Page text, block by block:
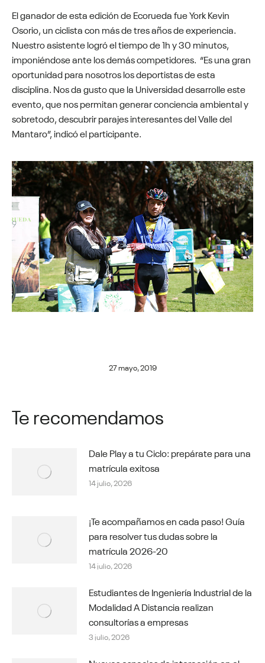
El ganador de esta edición de Ecorueda fue York Kevin
Osorio, un ciclista con más de tres años de experiencia.
Nuestro asistente logró el tiempo de 1h y 30 minutos,
imponiéndose ante los demás competidores. “Es una gran
oportunidad para nosotros los deportistas de esta
disciplina. Nos da gusto que la Universidad desarrolle este
evento, que nos permitan generar conciencia ambiental y
sobretodo, descubrir parajes interesantes del Valle del
Mantaro”, indicó el participante.
27 mayo, 2019
Te recomendamos
Dale Play a tu Ciclo: prepárate para una
matrícula exitosa
14 julio, 2026
¡Te acompañamos en cada paso! Guía
para resolver tus dudas sobre la
matrícula 2026-20
14 julio, 2026
Estudiantes de Ingeniería Industrial de la
Modalidad A Distancia realizan
consultorías a empresas
3 julio, 2026